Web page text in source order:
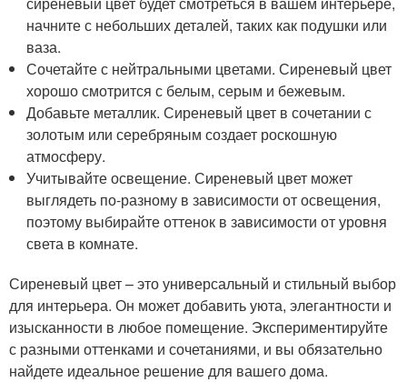
начните с небольших деталей, таких как подушки или
ваза.
Сочетайте с нейтральными цветами. Сиреневый цвет
хорошо смотрится с белым, серым и бежевым.
Добавьте металлик. Сиреневый цвет в сочетании с
золотым или серебряным создает роскошную
атмосферу.
Учитывайте освещение. Сиреневый цвет может
выглядеть по-разному в зависимости от освещения,
поэтому выбирайте оттенок в зависимости от уровня
света в комнате.
Сиреневый цвет – это универсальный и стильный выбор
для интерьера. Он может добавить уюта, элегантности и
изысканности в любое помещение. Экспериментируйте
с разными оттенками и сочетаниями, и вы обязательно
найдете идеальное решение для вашего дома.